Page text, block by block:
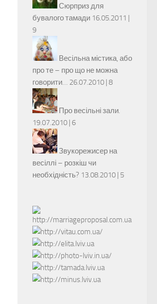
Сюрприз для
бувалого тамади 16.05.2011 |
9
Весільна містика, або
про те – про що не можна
говорити… 26.07.2010 | 8
Про весільні зали.
19.07.2010 | 6
Звукорежисер на
весіллі – розкіш чи
необхідність? 13.08.2010 | 5